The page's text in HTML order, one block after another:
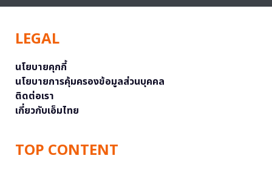
LEGAL
นโยบายคุกกี้
นโยบายการคุ้มครองข้อมูลส่วนบุคคล
ติดต่อเรา
เกี่ยวกับเอ็มไทย
TOP CONTENT